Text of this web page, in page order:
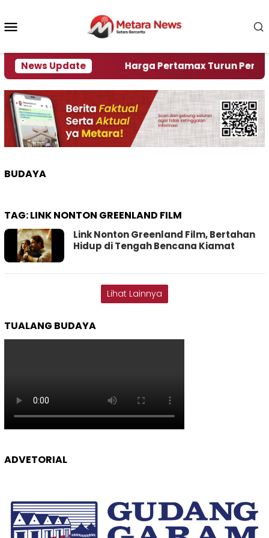
konten
News Update
Krisi Air Harga Pertamax Turun Per Hari
BUDAYA
TAG:LINK NONTON GREENLAND FILM
Link Nonton Greenland Film, Bertahan
Hidup di Tengah Bencana Kiamat
Lihat Lainnya
TUALANG BUDAYA
ADVETORIAL